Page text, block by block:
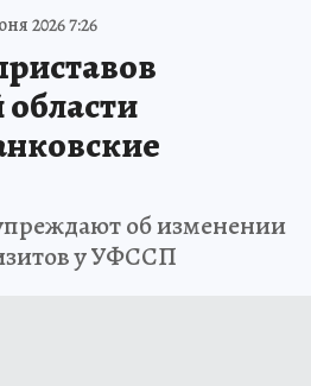
2026 7:26
об изменении
у УФССП